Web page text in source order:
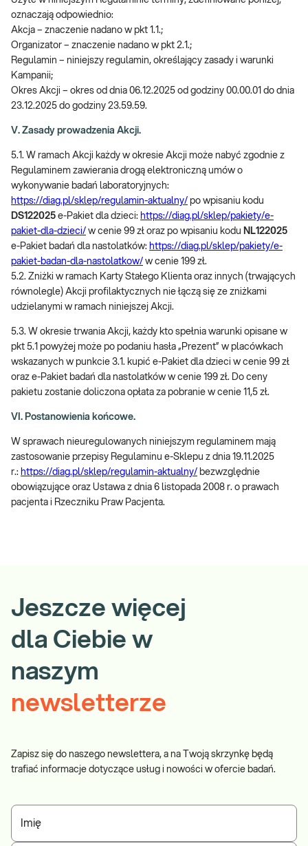
oznaczają odpowiednio:
Akcja – znaczenie nadano w pkt 1.1.;
Organizator – znaczenie nadano w pkt 2.1.;
Regulamin – niniejszy regulamin, określający zasady i warunki
Kampanii;
Okres Akcji – okres od dnia 06.12.2025 od godziny 00.00.01 do dnia
23.12.2025 do godziny 23.59.59.
V. Zasady prowadzenia Akcji.
5.1. W ramach Akcji każdy w okresie Akcji może nabyć zgodnie z
Regulaminem zawierania drogą elektroniczną umów o
wykonywanie badań laboratoryjnych:
https://diag.pl/sklep/regulamin-aktualny/ po wpisaniu kodu
DS122025 e-Pakiet dla dzieci: https://diag.pl/sklep/pakiety/e-
pakiet-dla-dzieci/ w cenie 99 zł oraz po wpisaniu kodu NL122025
e-Pakiet badań dla nastolatków: https://diag.pl/sklep/pakiety/e-
pakiet-badan-dla-nastolatkow/ w cenie 199 zł.
5.2. Zniżki w ramach Karty Stałego Klienta oraz innych (trwających
równolegle) Akcji profilaktycznych nie łączą się ze zniżkami
udzielanymi w ramach niniejszej Akcji.
5.3. W okresie trwania Akcji, każdy kto spełnia warunki opisane w
pkt 5.1 powyżej może po podaniu hasła „Prezent” w placówkach
wskazanych w punkcie 3.1. kupić e-Pakiet dla dzieci w cenie 99 zł
oraz e-Pakiet badań dla nastolatków w cenie 199 zł. Do ceny
pakietu zostanie doliczona opłata za pobranie w cenie 11,5 zł.
VI. Postanowienia końcowe.
W sprawach nieuregulowanych niniejszym regulaminem mają
zastosowanie przepisy Regulaminu e-Sklepu z dnia 19.11.2025
r.: https://diag.pl/sklep/regulamin-aktualny/ bezwzględnie
obowiązujące oraz Ustawa z dnia 6 listopada 2008 r. o prawach
pacjenta i Rzeczniku Praw Pacjenta.
Jeszcze więcej
dla Ciebie w
naszym
newsletterze
Zapisz się do naszego newslettera, a na Twoją skrzynkę będą
trafiać informacje dotyczące usług i nowości w ofercie badań.
Imię